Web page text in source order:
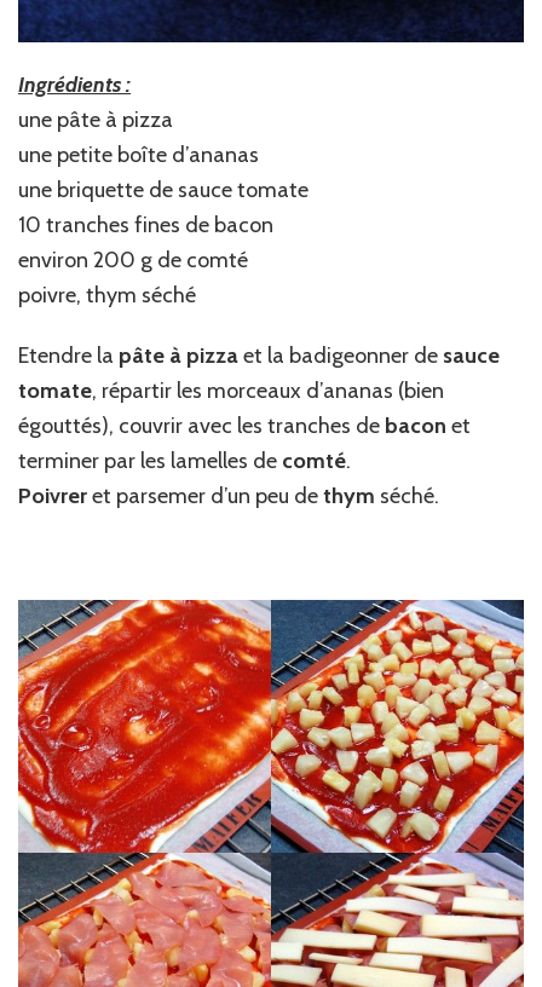
Ingrédients :
une pâte à pizza
une petite boîte d’ananas
une briquette de sauce tomate
10 tranches fines de bacon
environ 200 g de comté
poivre, thym séché
Etendre la pâte à pizzaet la badigeonner de sauce
tomate, répartir les morceaux d’ananas (bien
égouttés), couvrir avec les tranches de bacon et
terminer par les lamelles de comté.
Poivreret parsemer d’un peu dethym séché.